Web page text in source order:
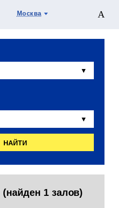
Москва
НАЙТИ
(найден 1 залов)